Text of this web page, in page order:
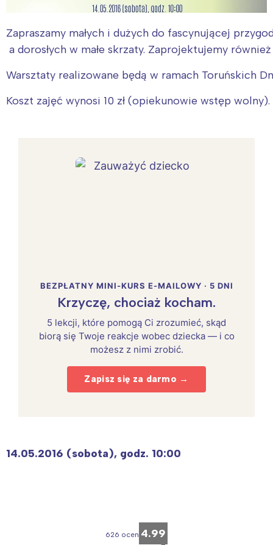
Zapraszamy małych i dużych do fascynującej
a dorosłych w małe skrzaty. Zaprojektujemy
Warsztaty realizowane będą w ramach Toruńskich
Koszt zajęć wynosi 10 zł (opiekunowie wstęp
BEZPŁATNY MINI-KURS E-MAILOWY · 5 DNI
Krzyczę, chociaż kocham.
5 lekcji, które pomogą Ci zrozumieć, skąd
biorą się Twoje reakcje wobec dziecka — i co
możesz z nimi zrobić.
Zapisz się za darmo →
14.05.2016 (sobota), godz. 10:00
626 ocen 4.99